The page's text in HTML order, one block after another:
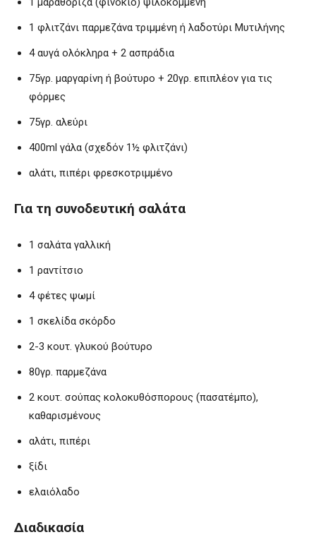
1 φλιτζάνι παρμεζάνα τριμμένη ή λαδοτύρι Μυτιλήνης
4 αυγά ολόκληρα + 2 ασπράδια
75γρ. μαργαρίνη ή βούτυρο + 20γρ. επιπλέον για τις
φόρμες
75γρ. αλεύρι
400ml γάλα (σχεδόν 1½ φλιτζάνι)
αλάτι, πιπέρι φρεσκοτριμμένο
Για τη συνοδευτική σαλάτα
1 σαλάτα γαλλική
1 ραντίτσιο
4 φέτες ψωμί
1 σκελίδα σκόρδο
2-3 κουτ. γλυκού βούτυρο
80γρ. παρμεζάνα
2 κουτ. σούπας κολοκυθόσπορους (πασατέμπο),
καθαρισμένους
αλάτι, πιπέρι
ξίδι
ελαιόλαδο
Διαδικασία